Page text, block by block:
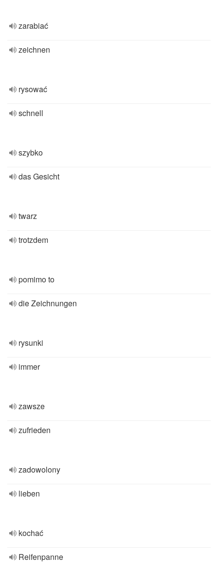
zarabiać
zeichnen
rysować
schnell
szybko
das Gesicht
twarz
trotzdem
pomimo to
die Zeichnungen
rysunki
immer
zawsze
zufrieden
zadowolony
lieben
kochać
Reifenpanne